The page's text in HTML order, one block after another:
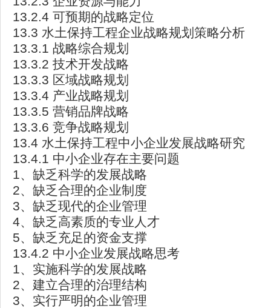
13.2.4 可预期的战略定位
13.3 水土保持工程企业战略规划策略分析
13.3.1 战略综合规划
13.3.2 技术开发战略
13.3.3 区域战略规划
13.3.4 产业战略规划
13.3.5 营销品牌战略
13.3.6 竞争战略规划
13.4 水土保持工程中小企业发展战略研究
13.4.1 中小企业存在主要问题
1、缺乏科学的发展战略
2、缺乏合理的企业制度
3、缺乏现代的企业管理
4、缺乏高素质的专业人才
5、缺乏充足的资金支撑
13.4.2 中小企业发展战略思考
1、实施科学的发展战略
2、建立合理的治理结构
3、实行严明的企业管理